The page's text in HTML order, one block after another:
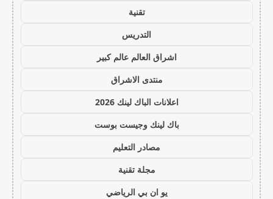
تقنية
التدريس
اشراق العالم عالم كبير
منتدى الاشراق
اعلانات الباك لينك 2026
باك لينك وجيست بوست
مصادر التعليم
مجلة تقنية
يو ان بي الرياضي